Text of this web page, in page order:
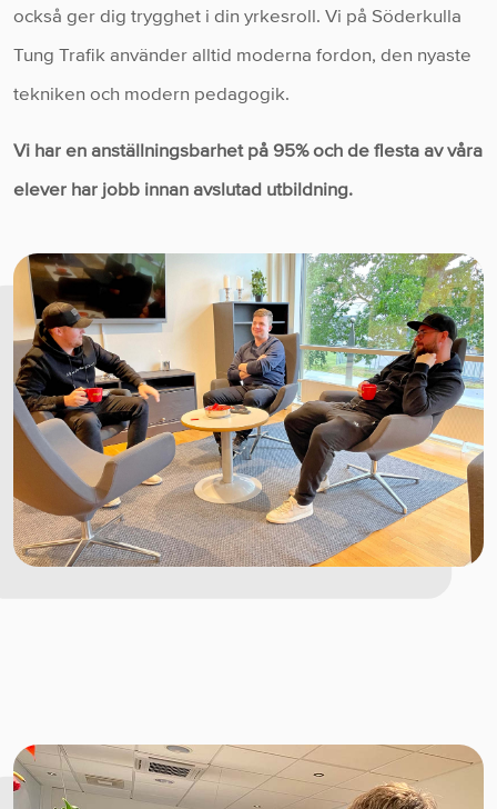
också ger dig trygghet i din yrkesroll. Vi på Söderkulla
Tung Trafik använder alltid moderna fordon, den nyaste
tekniken och modern pedagogik.
Vi har en anställningsbarhet på 95% och de flesta av våra
elever har jobb innan avslutad utbildning.